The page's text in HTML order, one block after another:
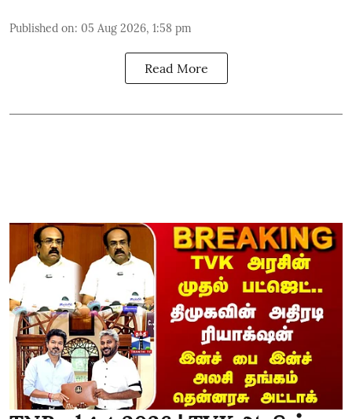
Published on: 05 Aug 2026, 1:58 pm
Read More